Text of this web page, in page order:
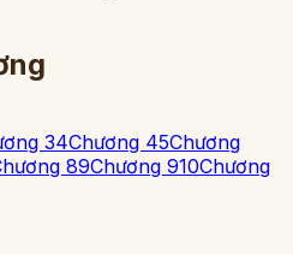
34Chương 45Chương
89Chương 910Chương